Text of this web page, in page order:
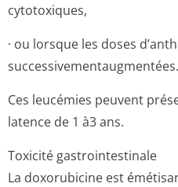
cytotoxiques,
· ou lorsque les doses
successivemen­taugmentées.
Ces leucémies peuvent
latence de 1 à3 ans.
Toxicité gastrointestinale
La doxorubicine est